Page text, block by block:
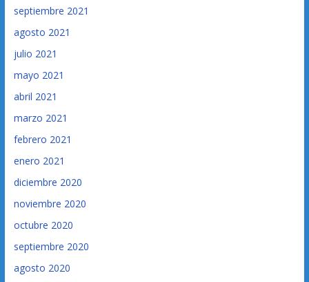
septiembre 2021
agosto 2021
julio 2021
mayo 2021
abril 2021
marzo 2021
febrero 2021
enero 2021
diciembre 2020
noviembre 2020
octubre 2020
septiembre 2020
agosto 2020